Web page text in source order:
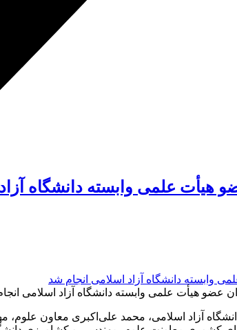
هیأت علمی وابسته دانشگاه
عضو هیأت علمی وابسته دانشگاه آزاد اسلامی
آزاد اسلامی، محمد علی‌اکبری معاون